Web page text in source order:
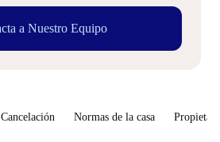
a Nuestro Equipo
Normas de la casa